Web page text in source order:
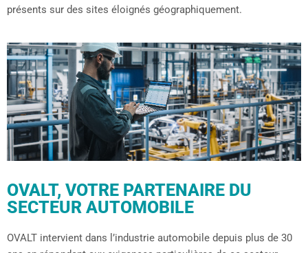
présents sur des sites éloignés géographiquement.
OVALT, VOTRE PARTENAIRE DU
SECTEUR AUTOMOBILE
OVALT intervient dans l’industrie automobile depuis plus de 30